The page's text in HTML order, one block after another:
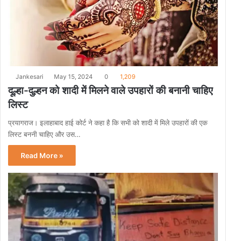
Jankesari May 15, 2024 0 1,209
दूल्हा-दुल्हन को शादी में मिलने वाले उपहारों की बनानी चाहिए
लिस्ट
प्रयागराज। इलाहाबाद हाई कोर्ट ने कहा है कि सभी को शादी में मिले उपहारों की एक
लिस्ट बननी चाहिए और उस…
Read More »